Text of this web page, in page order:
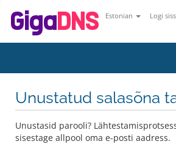
Estonian Logi
Unustatud salasõna
Unustasid parooli?
sisestage allpool oma e-posti aadress.